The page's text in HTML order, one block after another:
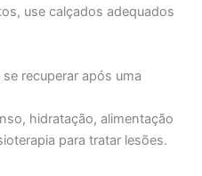
use calçados adequados
recuperar após uma
hidratação, alimentação
para tratar lesões.